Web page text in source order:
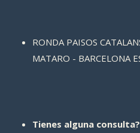
RONDA PAISOS
MATARO - BARCELONA
Tienes alguna consulta?